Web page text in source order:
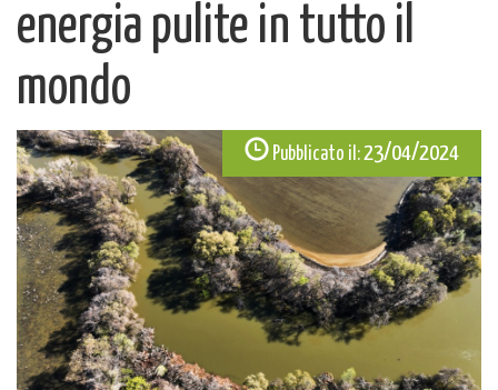
energia pulite in tutto il
mondo
Pubblicato il:23/04/2024